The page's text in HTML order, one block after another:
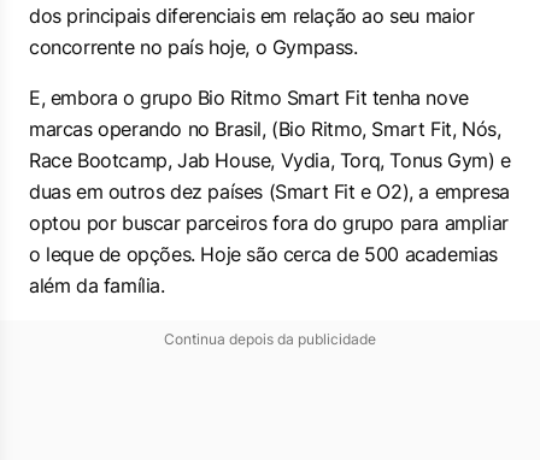
dos principais diferenciais em relação ao seu maior
concorrente no país hoje, o Gympass.
E, embora o grupo Bio Ritmo Smart Fit tenha nove
marcas operando no Brasil, (Bio Ritmo, Smart Fit, Nós,
Race Bootcamp, Jab House, Vydia, Torq, Tonus Gym) e
duas em outros dez países (Smart Fit e O2), a empresa
optou por buscar parceiros fora do grupo para ampliar
o leque de opções. Hoje são cerca de 500 academias
além da família.
Continua depois da publicidade